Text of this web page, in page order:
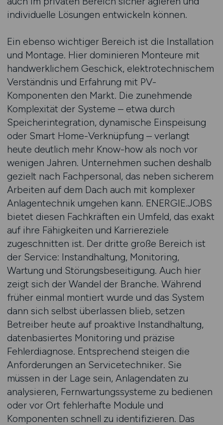
individuelle Lösungen entwickeln können.
Ein ebenso wichtiger Bereich ist die Installation
und Montage. Hier dominieren Monteure mit
handwerklichem Geschick, elektrotechnischem
Verständnis und Erfahrung mit PV-
Komponenten den Markt. Die zunehmende
Komplexität der Systeme – etwa durch
Speicherintegration, dynamische Einspeisung
oder Smart Home-Verknüpfung – verlangt
heute deutlich mehr Know-how als noch vor
wenigen Jahren. Unternehmen suchen deshalb
gezielt nach Fachpersonal, das neben sicherem
Arbeiten auf dem Dach auch mit komplexer
Anlagentechnik umgehen kann. ENERGIE.JOBS
bietet diesen Fachkräften ein Umfeld, das exakt
auf ihre Fähigkeiten und Karriereziele
zugeschnitten ist. Der dritte große Bereich ist
der Service: Instandhaltung, Monitoring,
Wartung und Störungsbeseitigung. Auch hier
zeigt sich der Wandel der Branche. Während
früher einmal montiert wurde und das System
dann sich selbst überlassen blieb, setzen
Betreiber heute auf proaktive Instandhaltung,
datenbasiertes Monitoring und präzise
Fehlerdiagnose. Entsprechend steigen die
Anforderungen an Servicetechniker. Sie
müssen in der Lage sein, Anlagendaten zu
analysieren, Fernwartungssysteme zu bedienen
oder vor Ort fehlerhafte Module und
Komponenten schnell zu identifizieren. Das